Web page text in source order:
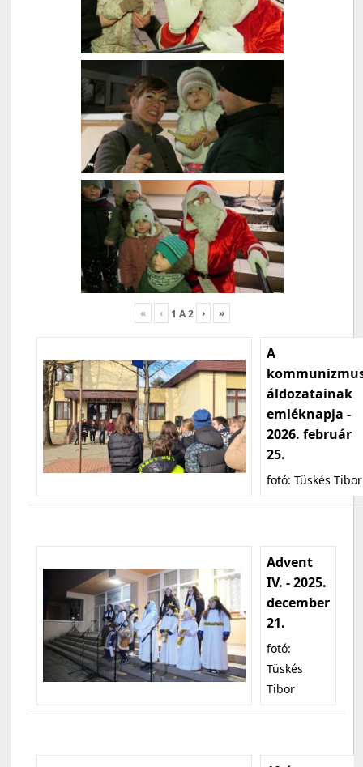
« ‹ 1 A2 › »
A
áldozatainak
emléknapja -
2026. február
25.
fotó: Tüskés Tibor
Advent
IV. - 2025.
december
21.
fotó:
Tüskés
Tibor